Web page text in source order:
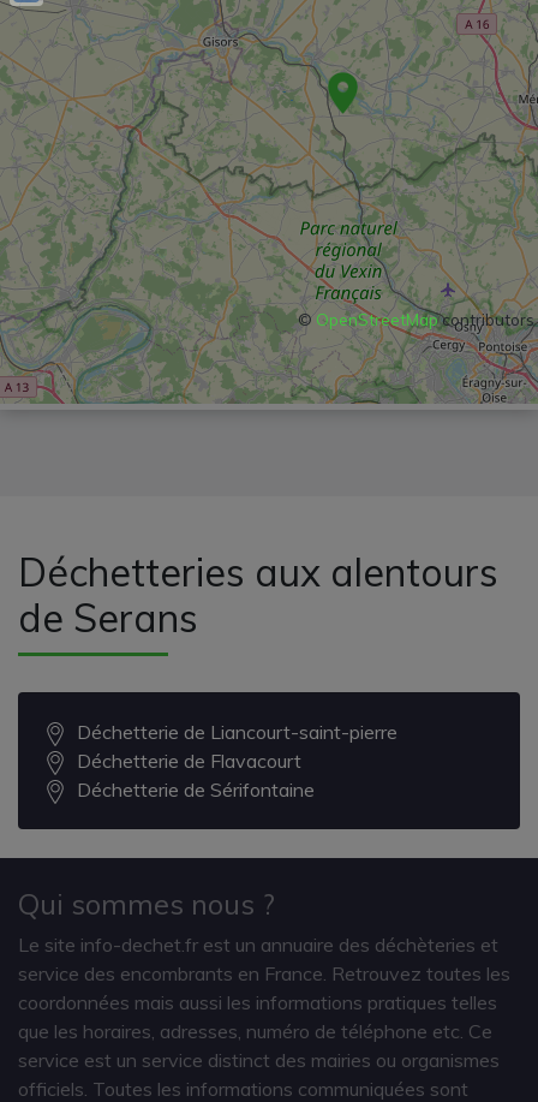
© OpenStreetMapcontributors
Déchetteries aux alentours
de Serans
Déchetterie de Liancourt-saint-pierre
Déchetterie de Flavacourt
Déchetterie de Sérifontaine
Qui sommes nous ?
Le site info-dechet.fr est un annuaire des déchèteries et
service des encombrants en France. Retrouvez toutes les
coordonnées mais aussi les informations pratiques telles
que les horaires, adresses, numéro de téléphone etc. Ce
service est un service distinct des mairies ou organismes
officiels. Toutes les informations communiquées sont